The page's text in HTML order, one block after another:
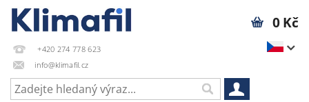
+420 274 778 623
info@klimafil.cz
0 Kč